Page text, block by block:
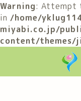
Warning: Attempt
in /home/
miyabi.co.jp/
content/themes/